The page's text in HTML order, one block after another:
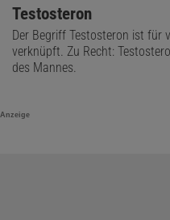
Testosteron
Der Begriff Testosteron ist für
verknüpft. Zu Recht:
des Mannes.
Anzeige